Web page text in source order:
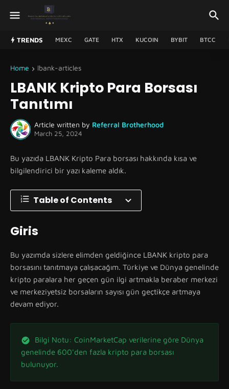
TRENDS MEXC GATE HTX KUCOIN BYBIT BTCC
Home lbank-articles
LBANK Kripto Para Borsası
Tanıtımı
Article written by Referral Brotherhood
March 25, 2024
Bu yazıda LBANK Kripto Para borsası hakkında kısa ve
bilgilendirici bir yazı kaleme aldık.
Table of Contents
Giris
Bu yazımda sizlere elimden geldiğince LBANK kripto para
borsasını tanıtmaya çalışacağım. Türkiye ve Dünya genelinde
kripto paralara her geçen gün ilgi artmakla beraber merkezi
ve merkeziyetsiz borsaların sayısı gün geçtikçe artmaya
devam ediyor.
Bilgi Notu: CoinMarketCap verilerine göre Dünya
genelinde 600'den fazla kripto para borsası
bulunuyor.